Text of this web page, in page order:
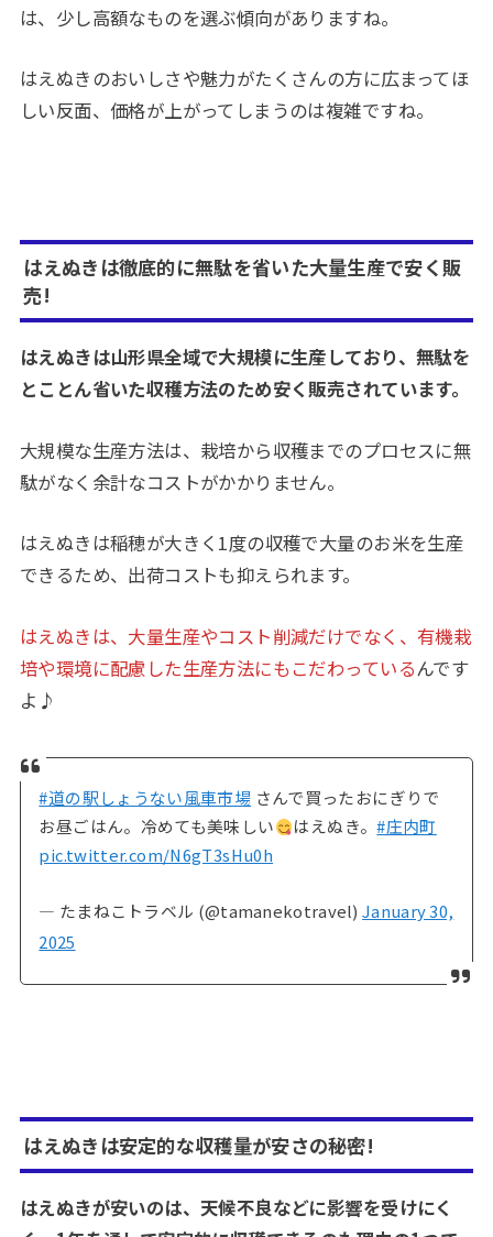
は、少し高額なものを選ぶ傾向がありますね。
はえぬきのおいしさや魅力がたくさんの方に広まってほ
しい反面、価格が上がってしまうのは複雑ですね。
はえぬきは徹底的に無駄を省いた大量生産で安く販
売!
はえぬきは山形県全域で大規模に生産しており、無駄を
とことん省いた収穫方法のため安く販売されています。
大規模な生産方法は、栽培から収穫までのプロセスに無
駄がなく余計なコストがかかりません。
はえぬきは稲穂が大きく1度の収穫で大量のお米を生産
できるため、出荷コストも抑えられます。
はえぬきは、大量生産やコスト削減だけでなく、有機栽
培や環境に配慮した生産方法にもこだわっているんです
よ♪
#道の駅しょうない風車市場 さんで買ったおにぎりで
お昼ごはん。冷めても美味しい
はえぬき。#庄内町
pic.twitter.com/N6gT3sHu0h
— たまねこトラベル (@tamanekotravel)January 30,
2025
はえぬきは安定的な収穫量が安さの秘密!
はえぬきが安いのは、天候不良などに影響を受けにく